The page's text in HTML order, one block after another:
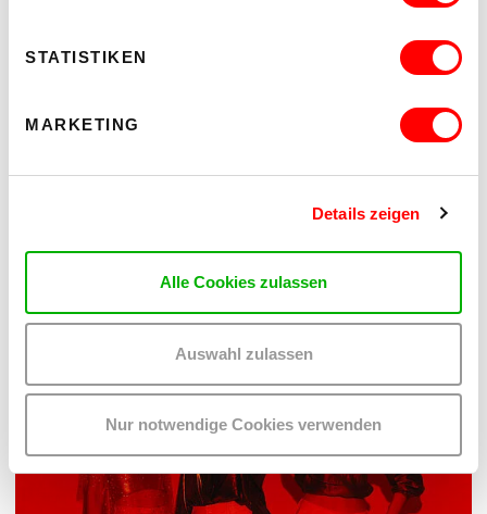
STATISTIKEN
MARKETING
Details zeigen
Alle Cookies zulassen
Auswahl zulassen
Nur notwendige Cookies verwenden
MEHR LESEN